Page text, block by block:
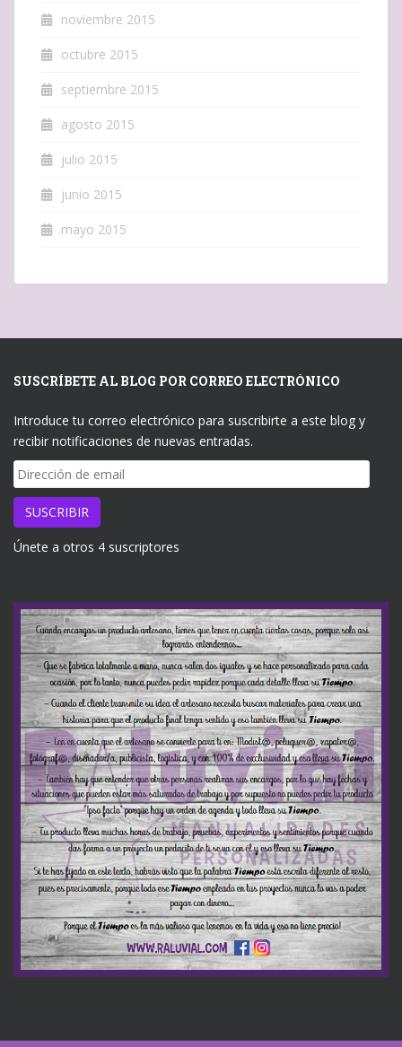
noviembre 2015
octubre 2015
septiembre 2015
agosto 2015
julio 2015
junio 2015
mayo 2015
SUSCRÍBETE AL BLOG POR CORREO ELECTRÓNICO
Introduce tu correo electrónico para suscribirte a este blog y
recibir notificaciones de nuevas entradas.
Dirección
de
email
SUSCRIBIR
Únete a otros 4 suscriptores